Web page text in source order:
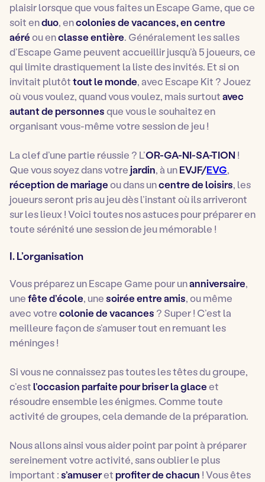
plaisir lorsque que vous faites un Escape Game, que ce
soit enduo, encolonies de vacances, en centre
aéréou enclasse entière. Généralement les salles
d’Escape Game peuvent accueillir jusqu’à 5 joueurs, ce
qui limite drastiquement la liste des invités. Et si on
invitait plutôttout le monde, avec Escape Kit ? Jouez
où vous voulez, quand vous voulez, mais surtoutavec
autant de personnesque vous le souhaitez en
organisant vous-même votre session de jeu !
La clef d’une partie réussie ? L’OR-GA-NI-SA-TION !
Que vous soyez dans votrejardin, à unEVJF/EVG,
réception de mariageou dans uncentre de loisirs, les
joueurs seront pris au jeu dès l’instant où ils arriveront
sur les lieux ! Voici toutes nos astuces pour préparer en
toute sérénité une session de jeu mémorable !
I. L’organisation
Vous préparez un Escape Game pour unanniversaire,
unefête d’école, unesoirée entre amis, ou même
avec votrecolonie de vacances ? Super ! C’est la
meilleure façon de s’amuser tout en remuant les
méninges !
Si vous ne connaissez pas toutes les têtes du groupe,
c’estl’occasion parfaite pour briser la glaceet
résoudre ensemble les énigmes. Comme toute
activité de groupes, cela demande de la préparation.
Nous allons ainsi vous aider point par point à préparer
sereinement votre activité, sans oublier le plus
important :s’amuseretprofiter de chacun ! Vous êtes